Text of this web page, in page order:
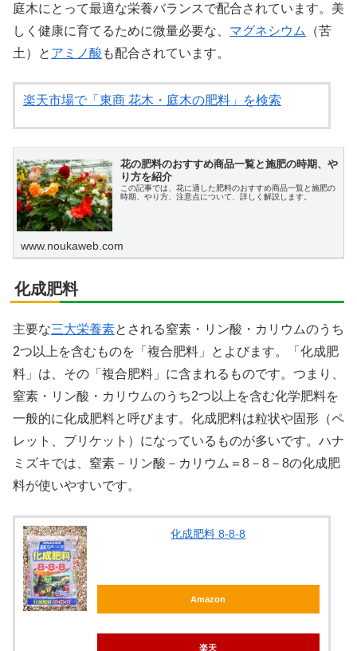
庭木にとって最適な栄養バランスで配合されています。美
しく健康に育てるために微量必要な、 マグネシウム
（苦
土）と アミノ酸 も配合されています。
楽天市場で「東商 花木・庭木の肥料」を検索
花の肥料のおすすめ商品一覧と施肥の時期、や
り方を紹介
この記事では、花に適した肥料のおすすめ商品一覧と施肥の
時期、やり方、注意点について、詳しく解説します。
www.noukaweb.com
化成肥料
主要な三大栄養素とされる窒素・リン酸・カリウムのうち
2つ以上を含むものを「複合肥料」とよびます。「化成肥
料」は、その「複合肥料」に含まれるものです。つまり、
窒素・リン酸・カリウムのうち2つ以上を含む化学肥料を
一般的に化成肥料と呼びます。化成肥料は粒状や固形（ペ
レット、ブリケット）になっているものが多いです。ハナ
ミズキでは、窒素－リン酸－カリウム＝8－8－8の化成肥
料が使いやすいです。
化成肥料 8-8-8
Amazon
楽天